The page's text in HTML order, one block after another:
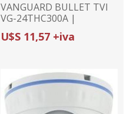
VANGUARD BULLET TVI
VG-24THC300A |
3MP/2.8MM | IR 20m
U$S 11,57 +iva